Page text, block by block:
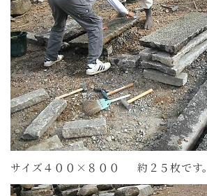
サイズ４００×８００ 約２５枚です。